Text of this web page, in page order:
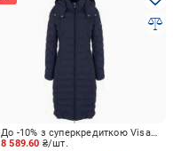
8 589.60 ₴/шт.
До -10% з суперкредиткою Visa Вигода